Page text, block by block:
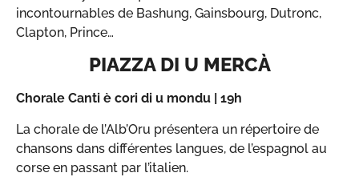
incontournables de Bashung, Gainsbourg, Dutronc,
Clapton, Prince…
PIAZZA DI U MERCÀ
Chorale Canti è cori di u mondu | 19h
La chorale de l’Alb’Oru présentera un répertoire de
chansons dans différentes langues, de l’espagnol au
corse en passant par l’italien.